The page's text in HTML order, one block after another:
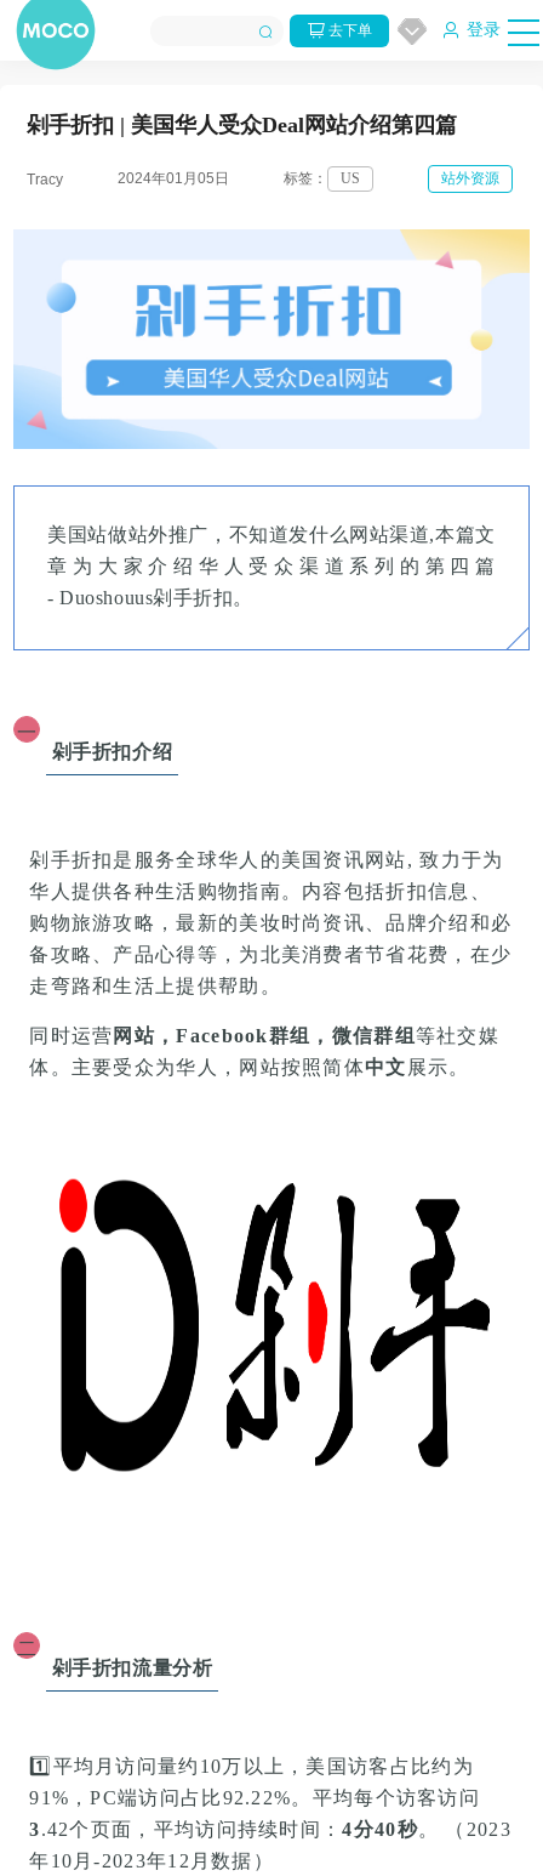
去下单 登录
剁手折扣 | 美国华人受众Deal网站介绍第四篇
Tracy 2024年01月05日 标签： US 站外资源
美国站做站外推广，不知道发什么网站渠道,本篇文
章为大家介绍华人受众渠道系列的第四篇
-Duoshouus剁手折扣。
一
剁手折扣介绍
剁手折扣是服务全球华人的美国资讯网站, 致力于为
华人提供各种生活购物指南。内容包括折扣信息、
购物旅游攻略，最新的美妆时尚资讯、品牌介绍和必
备攻略、产品心得等，为北美消费者节省花费，在少
走弯路和生活上提供帮助。
同时运营 网站，Facebook群组，微信群组 等社交媒
体。 主要受众为华人，网站按照简体中文 展示。
二
剁手折扣流量分析
1️⃣平均 月访问量约 10万以上，美国访客占比约为
91%，PC端访问占比92.22%。平均每个访客访问
3.42个页面，平均访问持续时间：4分40秒。 （2023
年10月-2023年12月数据）